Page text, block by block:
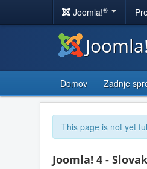
Joomla!®
Domov Zadnje
This page is not yet
Joomla! 4 -